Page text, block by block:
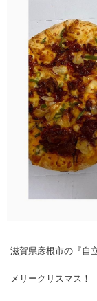
滋賀県彦根市の『自
メリークリスマス！